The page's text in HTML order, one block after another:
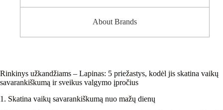
About Brands
Rinkinys užkandžiams – Lapinas: 5 priežastys, kodėl jis skatina vaikų
savarankiškumą ir sveikus valgymo įpročius
1. Skatina vaikų savarankiškumą nuo mažų dienų